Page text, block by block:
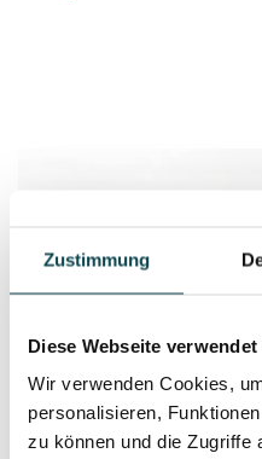
Zustimmung
Diese Webseite
Wir verwenden Cookies,
personalisieren,
zu können und die Zugriffe